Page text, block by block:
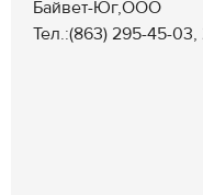
Байвет-Юг,ООО
Тел.:(863) 295-45-03,